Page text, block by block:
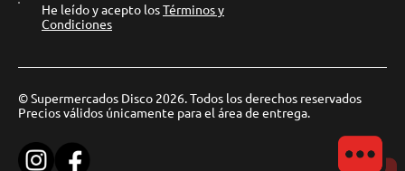
He leído y acepto losTérminos y
Condiciones
© Supermercados Disco 2026. Todos los derechos reservados
Precios válidos únicamente para el área de entrega.